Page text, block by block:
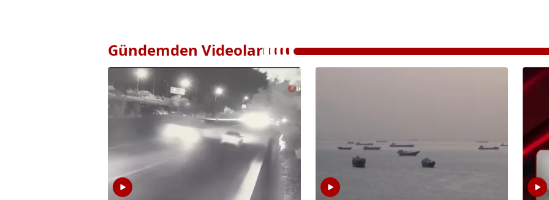
Gündemden Videolar